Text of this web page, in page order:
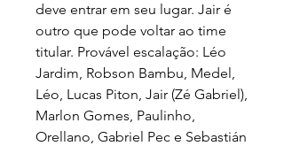
deve entrar em seu lugar. Jair é
outro que pode voltar ao time
titular. Provável escalação: Léo
Jardim, Robson Bambu, Medel,
Léo, Lucas Piton, Jair (Zé Gabriel),
Marlon Gomes, Paulinho,
Orellano, Gabriel Pec e Sebastián